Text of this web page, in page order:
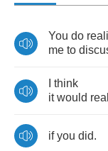
You do
me to
think
it would
if you did.